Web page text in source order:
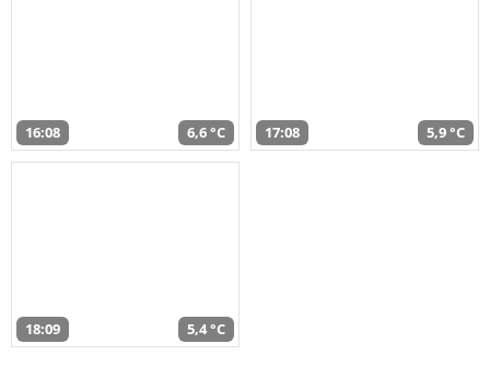
16:08 6,6 °C 17:08 5,9 °C
18:09 5,4 °C